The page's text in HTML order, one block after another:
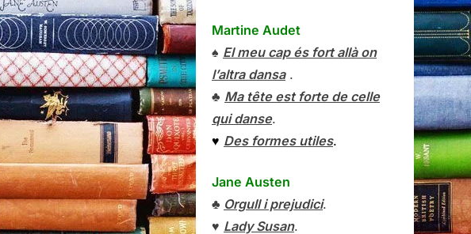
Martine Audet
♠ El meu cap és fort allà on
l’altra dansa.
♣ Ma tête est forte de celle
qui danse.
♥ Des formes utiles.
Jane Austen
♣ Orgull i prejudici.
♥ Lady Susan.